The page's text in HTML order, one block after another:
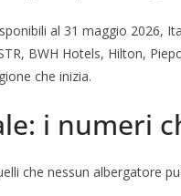
al 31 maggio 2026,
BWH Hotels, Hilton,
che inizia.
i numeri
che nessun albergatore